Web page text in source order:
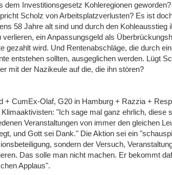
dem Investitionsgesetz Kohleregionen geworden?
Scholz von Arbeitsplatzverlusten? Es ist
58 Jahre alt sind und durch den
verlieren, ein Anpassungsgeld als
gezahlt wird. Und Rentenabschläge, die durch
entstehen sollten, ausgeglichen werden. Lügt
mit der Nazikeule auf die, die ihn stören?
+ CumEx-Olaf, G20 in Hamburg + Razzia +
Klimaaktivisten: "Ich sage mal ganz ehrlich, diese
Veranstaltungen von immer den gleichen
und Gott sei Dank." Die Aktion sei ein
sondern der Versuch,
Das solle man nicht machen. Er bekommt
Applaus".